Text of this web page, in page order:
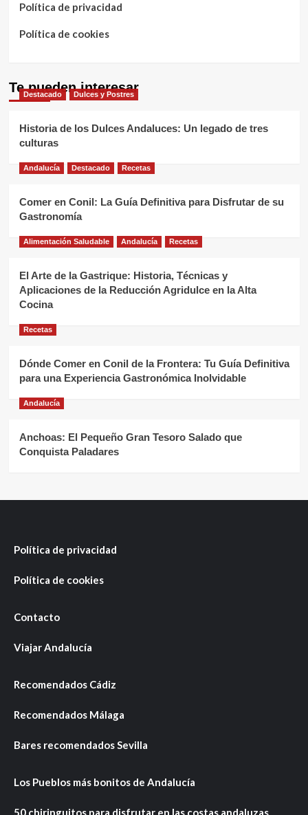
Política de privacidad
Política de cookies
Te pueden interesar
Destacado Dulces y Postres
Historia de los Dulces Andaluces: Un legado de tres
culturas
Andalucía Destacado Recetas
Comer en Conil: La Guía Definitiva para Disfrutar de su
Gastronomía
Alimentación Saludable Andalucía Recetas
El Arte de la Gastrique: Historia, Técnicas y
Aplicaciones de la Reducción Agridulce en la Alta
Cocina
Recetas
Dónde Comer en Conil de la Frontera: Tu Guía Definitiva
para una Experiencia Gastronómica Inolvidable
Andalucía
Anchoas: El Pequeño Gran Tesoro Salado que
Conquista Paladares
Política de privacidad
Política de cookies
Contacto
Viajar Andalucía
Recomendados Cádiz
Recomendados Málaga
Bares recomendados Sevilla
Los Pueblos más bonitos de Andalucía
50 chiringuitos para disfrutar en las costas andaluzas